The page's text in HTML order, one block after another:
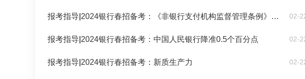
报考指导 2024银行春招备考：《非银行支付机构监督管理条例》重点知识 02-
报考指导 2024银行春招备考：中国人民银行降准0.5个百分点 02-
报考指导 2024银行春招备考：新质生产力 02-